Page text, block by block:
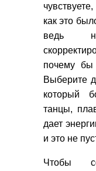
как это
ведь
почему бы
Выберите
который
танцы,
дает
и это не
Чтобы